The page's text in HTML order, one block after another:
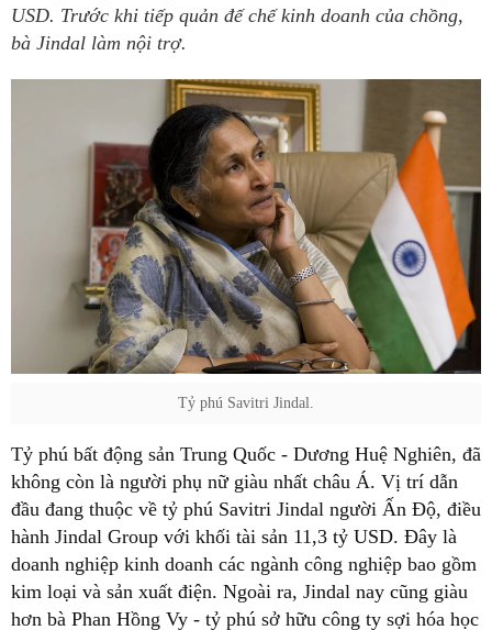
USD. Trước khi tiếp quản đế chế kinh doanh của chồng,
bà Jindal làm nội trợ.
Tỷ phú Savitri Jindal.
Tỷ phú bất động sản Trung Quốc - Dương Huệ Nghiên, đã
không còn là người phụ nữ giàu nhất châu Á. Vị trí dẫn
đầu đang thuộc về tỷ phú Savitri Jindal người Ấn Độ, điều
hành Jindal Group với khối tài sản 11,3 tỷ USD. Đây là
doanh nghiệp kinh doanh các ngành công nghiệp bao gồm
kim loại và sản xuất điện. Ngoài ra, Jindal nay cũng giàu
hơn bà Phan Hồng Vy - tỷ phú sở hữu công ty sợi hóa học